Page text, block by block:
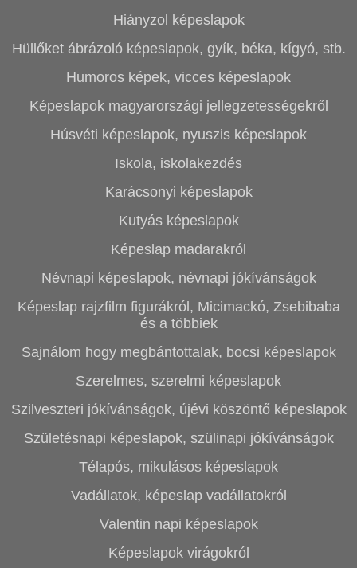
Hiányzol képeslapok
Hüllőket ábrázoló képeslapok, gyík, béka, kígyó, stb.
Humoros képek, vicces képeslapok
Képeslapok magyarországi jellegzetességekről
Húsvéti képeslapok, nyuszis képeslapok
Iskola, iskolakezdés
Karácsonyi képeslapok
Kutyás képeslapok
Képeslap madarakról
Névnapi képeslapok, névnapi jókívánságok
Képeslap rajzfilm figurákról, Micimackó, Zsebibaba
és a többiek
Sajnálom hogy megbántottalak, bocsi képeslapok
Szerelmes, szerelmi képeslapok
Szilveszteri jókívánságok, újévi köszöntő képeslapok
Születésnapi képeslapok, szülinapi jókívánságok
Télapós, mikulásos képeslapok
Vadállatok, képeslap vadállatokról
Valentin napi képeslapok
Képeslapok virágokról